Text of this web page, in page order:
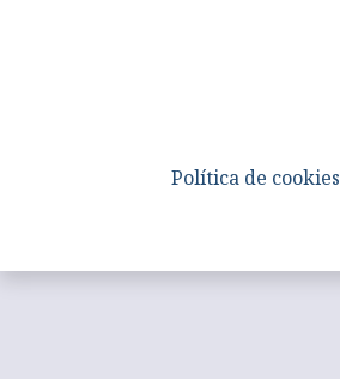
Política de cookies